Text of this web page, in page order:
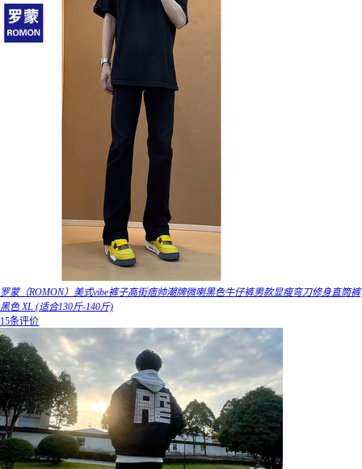
罗蒙（ROMON）美式vibe裤子高街痞帅潮牌微喇黑色牛仔裤男款显瘦弯刀修身直筒裤
黑色 XL (适合130斤-140斤)
15条评价